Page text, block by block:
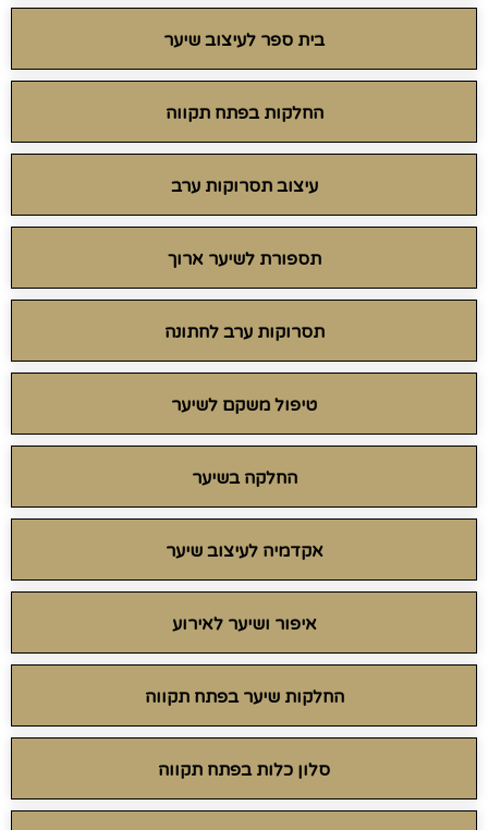
בית ספר לעיצוב שיער
החלקות בפתח תקווה
עיצוב תסרוקות ערב
תספורת לשיער ארוך
תסרוקות ערב לחתונה
טיפול משקם לשיער
החלקה בשיער
אקדמיה לעיצוב שיער
איפור ושיער לאירוע
החלקות שיער בפתח תקווה
סלון כלות בפתח תקווה